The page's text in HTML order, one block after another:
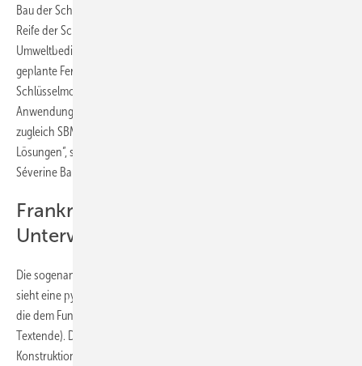
Bau der Schwimmfundamente erhalten. Die Bestätigung der Standort-
Reife der Schwimmfundamente für die tatsächlichen
Umweltbedingungen an dem Mittelmeerstandort bestätigt nun die
geplante Fertigstellung des Windparks bis 2020. „Das ist ein
Schlüsselmoment im Entwicklungsprozess hin zur großformatigen
Anwendung unserer Wind-Schwimmfundamente, und unterstreicht
zugleich SBM´s starkes Bekenntnis zu Erneuerbare-Energien-
Lösungen“, sagte die Geschäftsführerin der zuständigen SBM-Sparte,
Séverine Baudic (siehe Bildergalerie am Textende).
Frankreich erprobt TLP-Technik mit
Unterwasserauftrieb in Pilotprojekt
Die sogenannte TLP-Technologie der Schwimmfundamente von SBM
sieht eine pyramidenförmige Gitterstruktur mit drei Schwimmern vor,
die dem Fundament seinen Auftrieb geben (siehe Bildergalerie am
Textende). Die an Stahlankerseilen unter Wasser gezogene
Konstruktion erhält durch die Schwimmer ihren Auftrieb. Die